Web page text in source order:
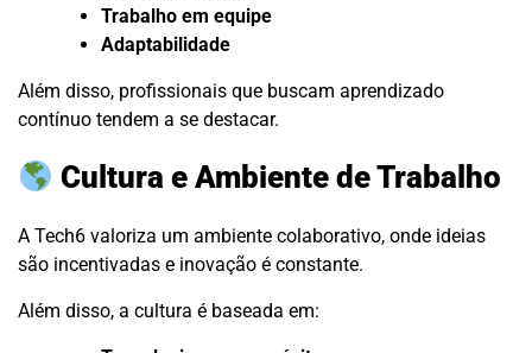
Trabalho em equipe
Adaptabilidade
Além disso, profissionais que buscam aprendizado
contínuo tendem a se destacar.
Cultura e Ambiente de Trabalho
A Tech6 valoriza um ambiente colaborativo, onde ideias
são incentivadas e inovação é constante.
Além disso, a cultura é baseada em: